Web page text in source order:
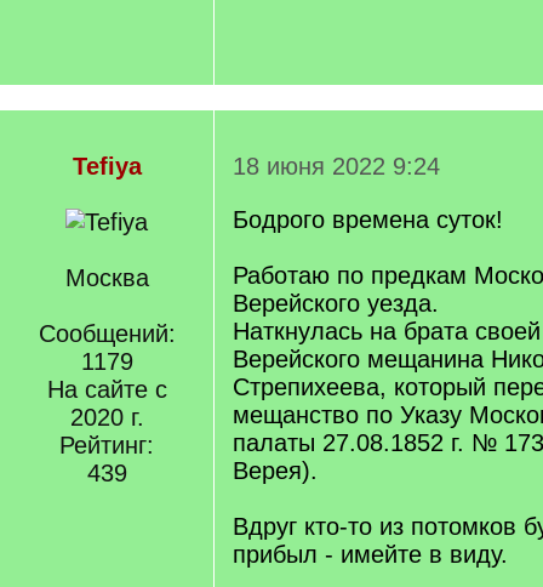
Tefiya
Москва
Сообщений:
1179
На сайте с
2020 г.
Рейтинг:
439
18 июня 2022 9:24
Бодрого времена суток!
Работаю по предкам
Верейского уезда.
Наткнулась на брата
Верейского мещанина
Стрепихеева, который
мещанство по Указу
палаты 27.08.1852 г. №
Верея).
Вдруг кто-то из потомков
прибыл - имейте в виду.